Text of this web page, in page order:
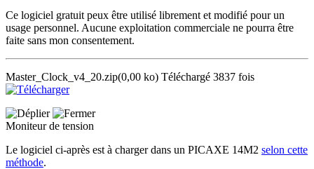
Ce logiciel gratuit peux être utilisé librement et modifié pour un
usage personnel. Aucune exploitation commerciale ne pourra être
faite sans mon consentement.
Master_Clock_v4_20.zip(0,00 ko) Téléchargé 3837 fois
Moniteur de tension
Le logiciel ci-après est à charger dans un PICAXE 14M2 selon cette
méthode.